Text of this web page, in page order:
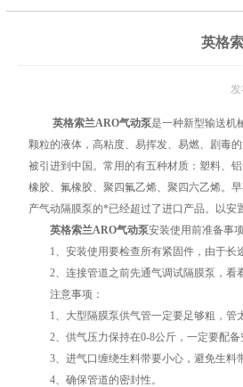
英格
英格索兰ARO气动泵是一种新型输送机
颗粒的液体，高粘度、易挥发、易燃、剧毒
被引进到中国。常用的有五种材质：塑料、
橡胶、氟橡胶、聚四氟乙烯、聚四六乙烯。
产气动隔膜泵的*已经超过了进口产品。以安
英格索兰ARO气动泵安装使用前准备事项
1、安装使用要检查所有紧固件，由于长
2、连接管道之前先通气调试隔膜泵，看看
注意事项：
1、大型隔膜泵供气管一定要足够粗，管太
2、供气压力保持在0-8公斤，一定要配备
3、进气口缠绕生料带要小心，避免生料
4、确保管道的密封性。